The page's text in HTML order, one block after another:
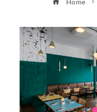
Home